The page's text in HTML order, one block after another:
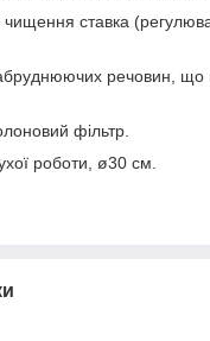
ставка
речовин, що
фільтр.
роботи, ø30 см.